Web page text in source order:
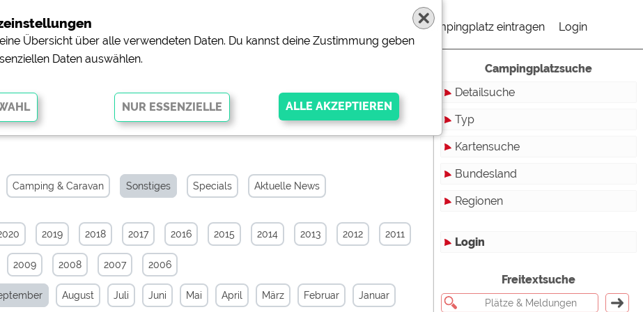
Campingplatz eintragen Login
von September 2022
Camping & Caravan Sonstiges Specials Aktuelle News
2019 2018 2017 2016 2015 2014 2013 2012 2011
2009 2008 2007 2006
August Juli Juni Mai April März Februar Januar
Campingplatzsuche
Detailsuche
Typ
Touristikstellplätze
Dauerstellplätze
Reisemobilstellplätze
Bungalows
Kartensuche
Bundesland
Baden-Württemberg
Brandenburg
Regionen
Login
Freitextsuche
Übersicht über alle verwendeten Daten. Du kannst deine Zustimmung geben
Daten auswählen.
erforderlich. Ohne diese Cookies werden Teile der Website
Campingplätzen)
https://policies.google.com/privacy
(Vorschau der Internetseiten von
siehe Datenschutzerklärung des jeweiligen Anbieters
Anfahrt usw.)
https://policies.google.com/privacy